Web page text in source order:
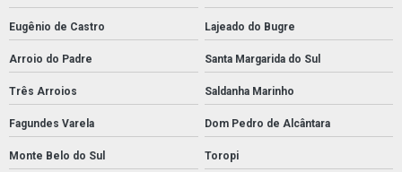
Eugênio de Castro Lajeado do Bugre
Arroio do Padre Santa Margarida do Sul
Três Arroios Saldanha Marinho
Fagundes Varela Dom Pedro de Alcântara
Monte Belo do Sul Toropi